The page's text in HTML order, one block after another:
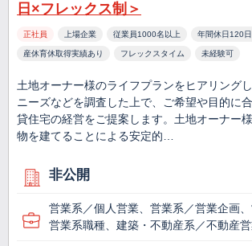
日×フレックス制＞
正社員 上場企業 従業員1000名以上 年間休日120
産休育休取得実績あり フレックスタイム 未経験可
土地オーナー様のライフプランをヒアリング
ニーズなどを調査した上で、ご希望や目的に
貸住宅の経営をご提案します。土地オーナー
物を建てることによる安定的…
非公開
営業系／個人営業、営業系／営業企画
営業系職種、建築・不動産系／不動産